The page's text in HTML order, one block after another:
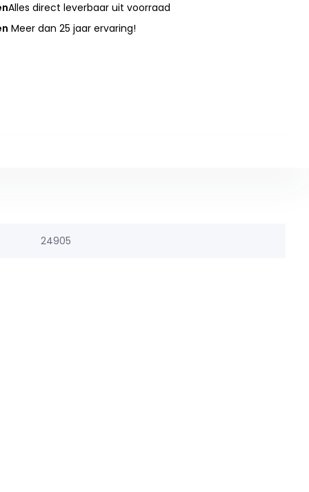
Alles direct leverbaar uit voorraad
Meer dan 25 jaar ervaring!
24905